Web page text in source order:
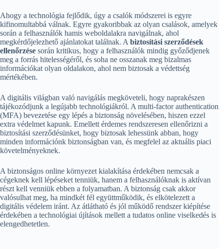
Ahogy a technológia fejlődik, úgy a csalók módszerei is egyre
kifinomultabbá válnak. Egyre gyakoribbak az olyan csalások, amelyek
során a felhasználók hamis weboldalakra navigálnak, ahol
megkérdőjelezhető ajánlatokat találnak. A biztosítási szerződések
ellenőrzése során kritikus, hogy a felhasználók mindig győződjenek
meg a forrás hitelességéről, és soha ne osszanak meg bizalmas
információkat olyan oldalakon, ahol nem biztosak a védettség
mértékében.
A digitális világban való navigálás megköveteli, hogy naprakészen
tájékozódjunk a legújabb technológiákról. A multi-factor authentication
(MFA) bevezetése egy lépés a biztonság növelésében, hiszen ezzel
extra védelmet kapunk. Emellett érdemes rendszeresen ellenőrizni a
biztosítási szerződésünket, hogy biztosak lehessünk abban, hogy
minden információnk biztonságban van, és megfelel az aktuális piaci
követelményeknek.
A biztonságos online környezet kialakítása érdekében nemcsak a
cégeknek kell lépéseket tenniük, hanem a felhasználóknak is aktívan
részt kell venniük ebben a folyamatban. A biztonság csak akkor
valósulhat meg, ha mindkét fél együttműködik, és elkötelezett a
digitális védelem iránt. Az átlátható és jól működő rendszer kiépítése
érdekében a technológiai újítások mellett a tudatos online viselkedés is
elengedhetetlen.